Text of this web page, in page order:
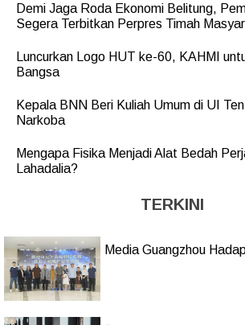
Demi Jaga Roda Ekonomi Belitung,
Segera Terbitkan Perpres Timah
Luncurkan Logo HUT ke-60, KAHMI
Bangsa
Kepala BNN Beri Kuliah Umum di UI
Narkoba
Mengapa Fisika Menjadi Alat Bedah
Lahadalia?
TERKINI
Media Guangzhou